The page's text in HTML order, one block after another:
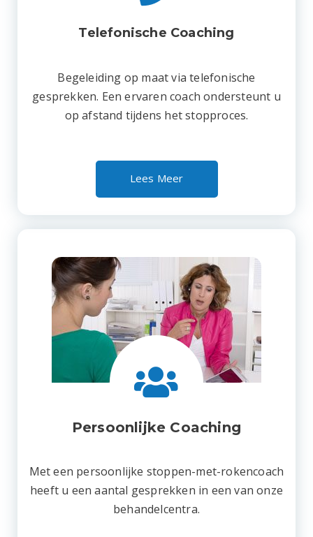
Telefonische Coaching
Begeleiding op maat via telefonische
gesprekken. Een ervaren coach ondersteunt u
op afstand tijdens het stopproces.
Lees Meer
Persoonlijke Coaching
Met een persoonlijke stoppen-met-rokencoach
heeft u een aantal gesprekken in een van onze
behandelcentra.